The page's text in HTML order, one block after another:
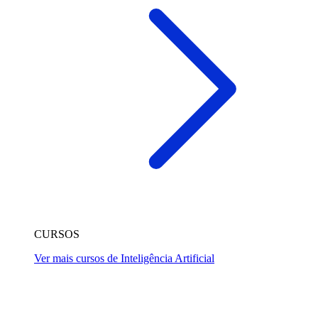
CURSOS
Ver mais cursos de Inteligência Artificial